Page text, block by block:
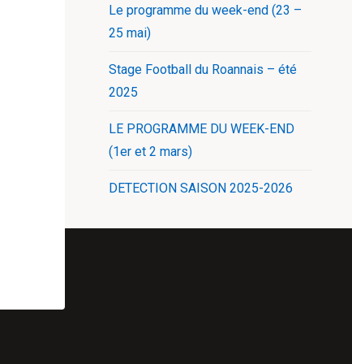
Le programme du week-end (23 –
25 mai)
Stage Football du Roannais – été
2025
LE PROGRAMME DU WEEK-END
(1er et 2 mars)
DETECTION SAISON 2025-2026